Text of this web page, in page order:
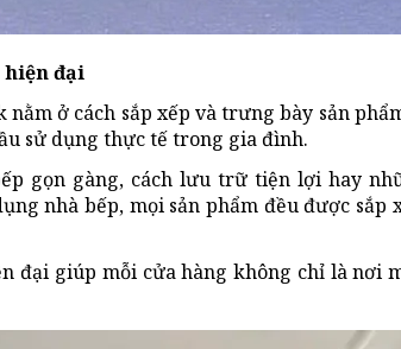
hiện đại
ở cách sắp xếp và trưng bày sản
sử dụng thực tế trong gia đình.
gọn gàng, cách lưu trữ tiện lợi hay
nhà bếp, mọi sản phẩm đều được
đại giúp mỗi cửa hàng không chỉ là nơi